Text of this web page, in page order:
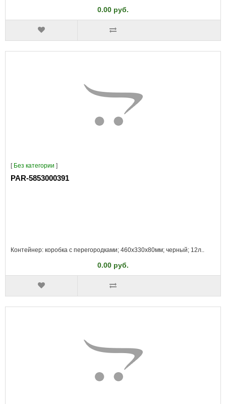
0.00 руб.
[ Без категории ]
PAR-5853000391
Контейнер: коробка с перегородками; 460x330x80мм; черный; 12л..
0.00 руб.